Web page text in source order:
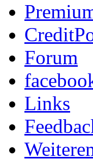
Forum
Links